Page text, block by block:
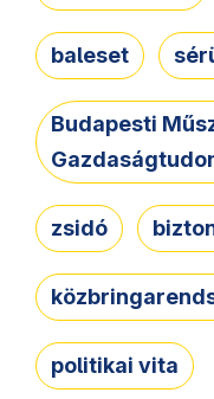
baleset
Budapesti
zsidó
politikai vita